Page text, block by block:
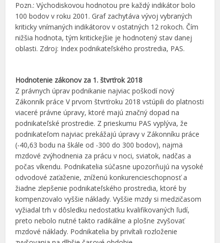
Pozn.: Východiskovou hodnotou pre každý indikátor bolo
100 bodov v roku 2001. Graf zachytáva vývoj vybraných
kriticky vnímaných indikátorov v ostatných 12 rokoch. Čím
nižšia hodnota, tým kritickejšie je hodnotený stav danej
oblasti. Zdroj: Index podnikateľského prostredia, PAS.
Hodnotenie zákonov za 1. štvrťrok 2018
Z právnych úprav podnikanie najviac poškodí nový
Zákonník práce V prvom štvrťroku 2018 vstúpili do platnosti
viaceré právne úpravy, ktoré majú značný dopad na
podnikateľské prostredie. Z prieskumu PAS vyplýva, že
podnikateľom najviac prekážajú úpravy v Zákonníku práce
(-40,63 bodu na škále od -300 do 300 bodov), najmä
mzdové zvýhodnenia za prácu v noci, sviatok, nadčas a
počas víkendu. Podnikatelia súčasne upozorňujú na vysoké
odvodové zaťaženie, zníženú konkurencieschopnosť a
žiadne zlepšenie podnikateľského prostredia, ktoré by
kompenzovalo vyššie náklady. Vyššie mzdy si medzičasom
vyžiadal trh v dôsledku nedostatku kvalifikovaných ľudí,
preto nebolo nutné takto radikálne a plošne zvyšovať
mzdové náklady. Podnikatelia by privítali rozloženie